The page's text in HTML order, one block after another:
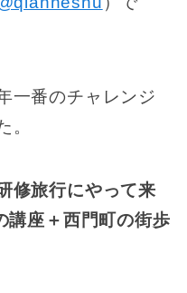
一番のチャレンジ
。
修旅行にやって来
講座＋西門町の街歩